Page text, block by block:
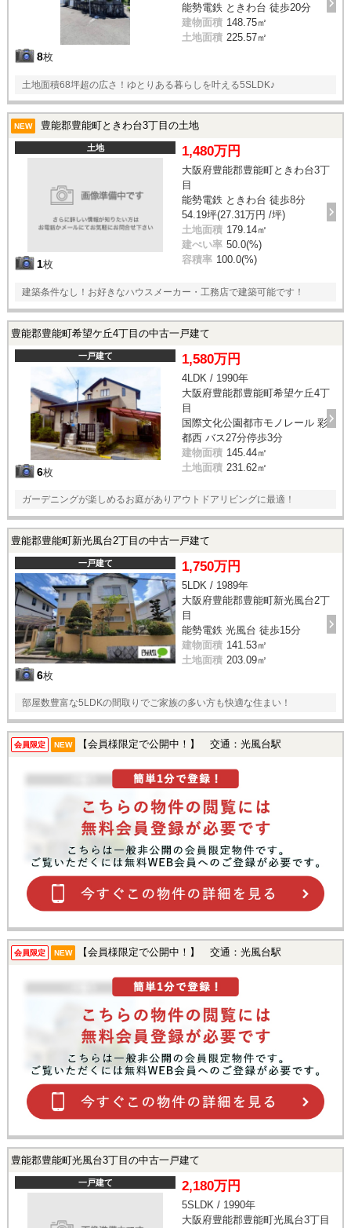
8枚
能勢電鉄 ときわ台 徒歩20分
建物面積 148.75㎡
土地面積 225.57㎡
土地面積68坪超の広さ！ゆとりある暮らしを叶える5SLDK♪
NEW 豊能郡豊能町ときわ台3丁目の土地
土地
1枚
1,480万円
大阪府豊能郡豊能町ときわ台3丁
目
能勢電鉄 ときわ台 徒歩8分
54.19坪(27.31万円 /坪)
土地面積 179.14㎡
建ぺい率 50.0(%)
容積率 100.0(%)
建築条件なし！お好きなハウスメーカー・工務店で建築可能です！
豊能郡豊能町希望ケ丘4丁目の中古一戸建て
一戸建て
6枚
1,580万円
4LDK / 1990年
大阪府豊能郡豊能町希望ケ丘4丁
目
国際文化公園都市モノレール 彩
都西 バス27分停歩3分
建物面積 145.44㎡
土地面積 231.62㎡
ガーデニングが楽しめるお庭がありアウトドアリビングに最適！
豊能郡豊能町新光風台2丁目の中古一戸建て
一戸建て
6枚
1,750万円
5LDK / 1989年
大阪府豊能郡豊能町新光風台2丁
目
能勢電鉄 光風台 徒歩15分
建物面積 141.53㎡
土地面積 203.09㎡
部屋数豊富な5LDKの間取りでご家族の多い方も快適な住まい！
会員限定 NEW 【会員様限定で公開中！】 交通：光風台駅
会員限定 NEW 【会員様限定で公開中！】 交通：光風台駅
豊能郡豊能町光風台3丁目の中古一戸建て
一戸建て 2,180万円
5SLDK / 1990年
大阪府豊能郡豊能町光風台3丁目